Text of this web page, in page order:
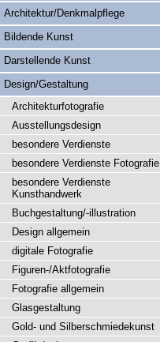
Architektur/Denkmalpflege
Bildende Kunst
Darstellende Kunst
Design/Gestaltung
Architekturfotografie
Ausstellungsdesign
besondere Verdienste
besondere Verdienste Fotografie
besondere Verdienste
Kunsthandwerk
Buchgestaltung/-illustration
Design allgemein
digitale Fotografie
Figuren-/Aktfotografie
Fotografie allgemein
Glasgestaltung
Gold- und Silberschmiedekunst